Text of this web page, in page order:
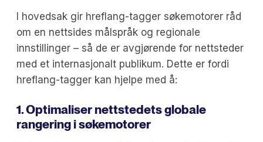
I hovedsak gir hreflang-tagger søkemotorer råd
om en nettsides målspråk og regionale
innstillinger – så de er avgjørende for nettsteder
med et internasjonalt publikum. Dette er fordi
hreflang-tagger kan hjelpe med å:
1. Optimaliser nettstedets globale
rangering i søkemotorer